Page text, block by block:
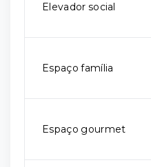
Elevador social
Espaço família
Espaço gourmet